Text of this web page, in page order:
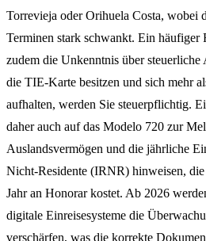
Torrevieja oder Orihuela Costa, wobei
Terminen stark schwankt. Ein häufiger
zudem die Unkenntnis über
die TIE-Karte besitzen und sich mehr
aufhalten, werden Sie steuerpflichtig.
daher auch auf das Modelo 720 zur
Auslandsvermögen und die jährliche
Nicht-Residente (IRNR) hinweisen,
Jahr an Honorar kostet. Ab 2026
digitale Einreisesysteme die
verschärfen, was die korrekte